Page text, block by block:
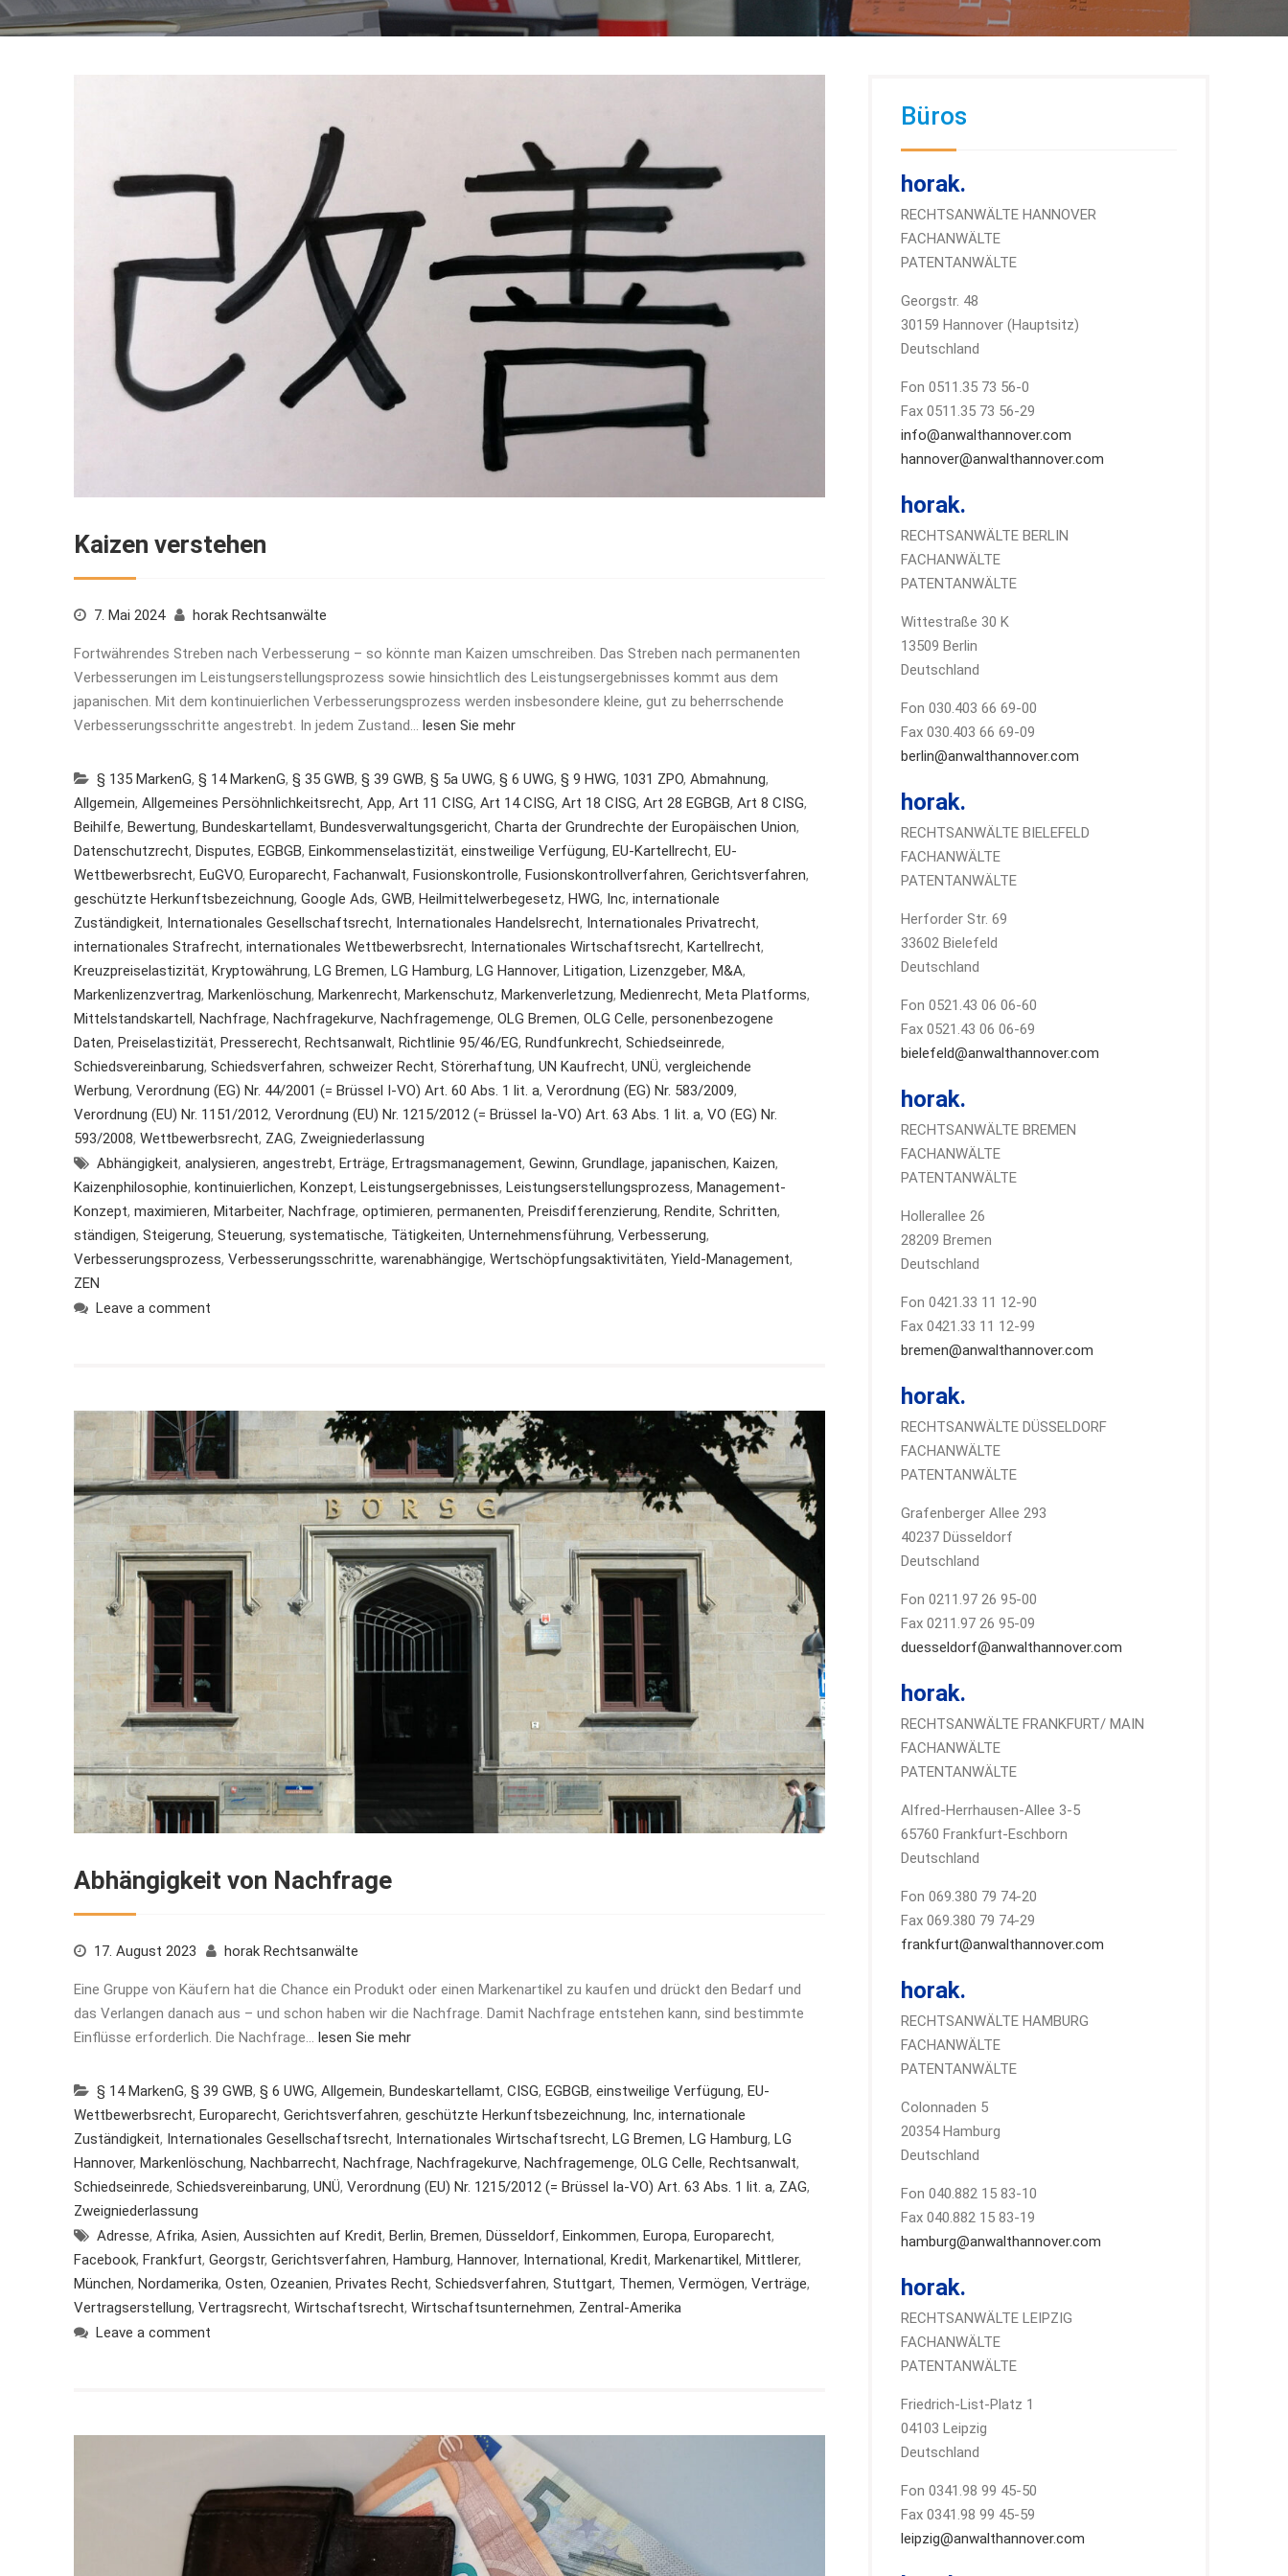
Kaizen verstehen
7. Mai 2024 horak Rechtsanwälte
Fortwährendes Streben nach Verbesserung – so könnte man Kaizen umschreiben. Das Streben nach permanenten
Verbesserungen im Leistungserstellungsprozess sowie hinsichtlich des Leistungsergebnisses kommt aus dem
japanischen. Mit dem kontinuierlichen Verbesserungsprozess werden insbesondere kleine, gut zu beherrschende
Verbesserungsschritte angestrebt. In jedem Zustand… lesen Sie mehr
§ 135 MarkenG, § 14 MarkenG, § 35 GWB, § 39 GWB, § 5a UWG, § 6 UWG, § 9 HWG, 1031 ZPO, Abmahnung,
Allgemein, Allgemeines Persöhnlichkeitsrecht, App, Art 11 CISG, Art 14 CISG, Art 18 CISG, Art 28 EGBGB, Art 8 CISG,
Beihilfe, Bewertung, Bundeskartellamt, Bundesverwaltungsgericht, Charta der Grundrechte der Europäischen Union,
Datenschutzrecht, Disputes, EGBGB, Einkommenselastizität, einstweilige Verfügung, EU-Kartellrecht, EU-
Wettbewerbsrecht, EuGVO, Europarecht, Fachanwalt, Fusionskontrolle, Fusionskontrollverfahren, Gerichtsverfahren,
geschützte Herkunftsbezeichnung, Google Ads, GWB, Heilmittelwerbegesetz, HWG, Inc, internationale
Zuständigkeit, Internationales Gesellschaftsrecht, Internationales Handelsrecht, Internationales Privatrecht,
internationales Strafrecht, internationales Wettbewerbsrecht, Internationales Wirtschaftsrecht, Kartellrecht,
Kreuzpreiselastizität, Kryptowährung, LG Bremen, LG Hamburg, LG Hannover, Litigation, Lizenzgeber, M&A,
Markenlizenzvertrag, Markenlöschung, Markenrecht, Markenschutz, Markenverletzung, Medienrecht, Meta Platforms,
Mittelstandskartell, Nachfrage, Nachfragekurve, Nachfragemenge, OLG Bremen, OLG Celle, personenbezogene
Daten, Preiselastizität, Presserecht, Rechtsanwalt, Richtlinie 95/46/EG, Rundfunkrecht, Schiedseinrede,
Schiedsvereinbarung, Schiedsverfahren, schweizer Recht, Störerhaftung, UN Kaufrecht, UNÜ, vergleichende
Werbung, Verordnung (EG) Nr. 44/2001 (= Brüssel I-VO) Art. 60 Abs. 1 lit. a, Verordnung (EG) Nr. 583/2009,
Verordnung (EU) Nr. 1151/2012, Verordnung (EU) Nr. 1215/2012 (= Brüssel Ia-VO) Art. 63 Abs. 1 lit. a, VO (EG) Nr.
593/2008, Wettbewerbsrecht, ZAG, Zweigniederlassung
Abhängigkeit, analysieren, angestrebt, Erträge, Ertragsmanagement, Gewinn, Grundlage, japanischen, Kaizen,
Kaizenphilosophie, kontinuierlichen, Konzept, Leistungsergebnisses, Leistungserstellungsprozess, Management-
Konzept, maximieren, Mitarbeiter, Nachfrage, optimieren, permanenten, Preisdifferenzierung, Rendite, Schritten,
ständigen, Steigerung, Steuerung, systematische, Tätigkeiten, Unternehmensführung, Verbesserung,
Verbesserungsprozess, Verbesserungsschritte, warenabhängige, Wertschöpfungsaktivitäten, Yield-Management,
ZEN
Leave a comment
Abhängigkeit von Nachfrage
17. August 2023 horak Rechtsanwälte
Eine Gruppe von Käufern hat die Chance ein Produkt oder einen Markenartikel zu kaufen und drückt den Bedarf und
das Verlangen danach aus – und schon haben wir die Nachfrage. Damit Nachfrage entstehen kann, sind bestimmte
Einflüsse erforderlich. Die Nachfrage… lesen Sie mehr
§ 14 MarkenG, § 39 GWB, § 6 UWG, Allgemein, Bundeskartellamt, CISG, EGBGB, einstweilige Verfügung, EU-
Wettbewerbsrecht, Europarecht, Gerichtsverfahren, geschützte Herkunftsbezeichnung, Inc, internationale
Zuständigkeit, Internationales Gesellschaftsrecht, Internationales Wirtschaftsrecht, LG Bremen, LG Hamburg, LG
Hannover, Markenlöschung, Nachbarrecht, Nachfrage, Nachfragekurve, Nachfragemenge, OLG Celle, Rechtsanwalt,
Schiedseinrede, Schiedsvereinbarung, UNÜ, Verordnung (EU) Nr. 1215/2012 (= Brüssel Ia-VO) Art. 63 Abs. 1 lit. a, ZAG,
Zweigniederlassung
Adresse, Afrika, Asien, Aussichten auf Kredit, Berlin, Bremen, Düsseldorf, Einkommen, Europa, Europarecht,
Facebook, Frankfurt, Georgstr, Gerichtsverfahren, Hamburg, Hannover, International, Kredit, Markenartikel, Mittlerer,
München, Nordamerika, Osten, Ozeanien, Privates Recht, Schiedsverfahren, Stuttgart, Themen, Vermögen, Verträge,
Vertragserstellung, Vertragsrecht, Wirtschaftsrecht, Wirtschaftsunternehmen, Zentral-Amerika
Leave a comment
Büros
horak.
RECHTSANWÄLTE HANNOVER
FACHANWÄLTE
PATENTANWÄLTE
Georgstr. 48
30159 Hannover (Hauptsitz)
Deutschland
Fon 0511.35 73 56-0
Fax 0511.35 73 56-29
info@anwalthannover.com
hannover@anwalthannover.com
horak.
RECHTSANWÄLTE BERLIN
FACHANWÄLTE
PATENTANWÄLTE
Wittestraße 30 K
13509 Berlin
Deutschland
Fon 030.403 66 69-00
Fax 030.403 66 69-09
berlin@anwalthannover.com
horak.
RECHTSANWÄLTE BIELEFELD
FACHANWÄLTE
PATENTANWÄLTE
Herforder Str. 69
33602 Bielefeld
Deutschland
Fon 0521.43 06 06-60
Fax 0521.43 06 06-69
bielefeld@anwalthannover.com
horak.
RECHTSANWÄLTE BREMEN
FACHANWÄLTE
PATENTANWÄLTE
Hollerallee 26
28209 Bremen
Deutschland
Fon 0421.33 11 12-90
Fax 0421.33 11 12-99
bremen@anwalthannover.com
horak.
RECHTSANWÄLTE DÜSSELDORF
FACHANWÄLTE
PATENTANWÄLTE
Grafenberger Allee 293
40237 Düsseldorf
Deutschland
Fon 0211.97 26 95-00
Fax 0211.97 26 95-09
duesseldorf@anwalthannover.com
horak.
RECHTSANWÄLTE FRANKFURT/ MAIN
FACHANWÄLTE
PATENTANWÄLTE
Alfred-Herrhausen-Allee 3-5
65760 Frankfurt-Eschborn
Deutschland
Fon 069.380 79 74-20
Fax 069.380 79 74-29
frankfurt@anwalthannover.com
horak.
RECHTSANWÄLTE HAMBURG
FACHANWÄLTE
PATENTANWÄLTE
Colonnaden 5
20354 Hamburg
Deutschland
Fon 040.882 15 83-10
Fax 040.882 15 83-19
hamburg@anwalthannover.com
horak.
RECHTSANWÄLTE LEIPZIG
FACHANWÄLTE
PATENTANWÄLTE
Friedrich-List-Platz 1
04103 Leipzig
Deutschland
Fon 0341.98 99 45-50
Fax 0341.98 99 45-59
leipzig@anwalthannover.com